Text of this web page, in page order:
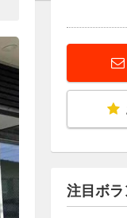
注目ボ